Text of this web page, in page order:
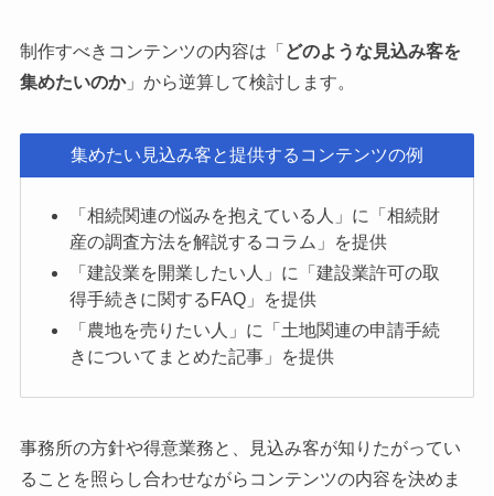
制作すべきコンテンツの内容は「 どのような見込み客を
集めたいのか」から逆算して検討します。
集めたい見込み客と提供するコンテンツの例
「相続関連の悩みを抱えている人」に「相続財
産の調査方法を解説するコラム」を提供
「建設業を開業したい人」に「建設業許可の取
得手続きに関するFAQ」を提供
「農地を売りたい人」に「土地関連の申請手続
きについてまとめた記事」を提供
事務所の方針や得意業務と、見込み客が知りたがってい
ることを照らし合わせながらコンテンツの内容を決めま